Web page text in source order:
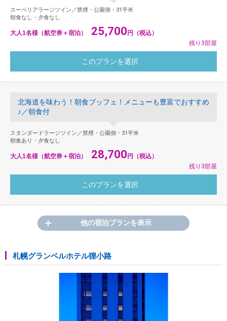
スーペリアラージツイン／禁煙・公園側・31平米
朝食なし・夕食なし
大人1名様（航空券＋宿泊） 25,700円（税込）
残り3部屋
北海道を味わう！朝食ブッフェ！メニューも豊富でおすすめ
♪／朝食付
スタンダードラージツイン／禁煙・公園側・31平米
朝食あり・夕食なし
大人1名様（航空券＋宿泊） 28,700円（税込）
残り3部屋
他の宿泊プランを表示
札幌グランベルホテル狸小路